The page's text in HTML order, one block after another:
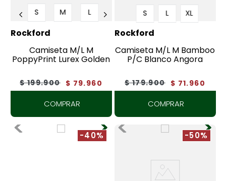
S M L
Rockford
Camiseta M/L M
PoppyPrint Lurex Golden
$ 199.900 $ 79.960
COMPRAR
S L XL
Rockford
Camiseta M/L M Bamboo
P/C Blanco Angora
$ 179.900 $ 71.960
COMPRAR
-40% -50%